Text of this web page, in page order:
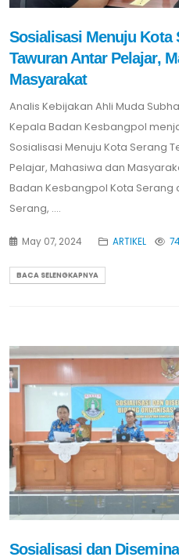
Sosialisasi Menuju Kota
Tawuran Antar Pelajar,
Masyarakat
Analis Kebijakan Ahli Muda
Kepala Badan Kesbangpol
Sosialisasi Menuju Kota Serang
Pelajar, Mahasiwa dan
Badan Kesbangpol Kota Serang
Serang, ....
May 07, 2024 ARTIKEL
BACA SELENGKAPNYA
Sosialisasi dan